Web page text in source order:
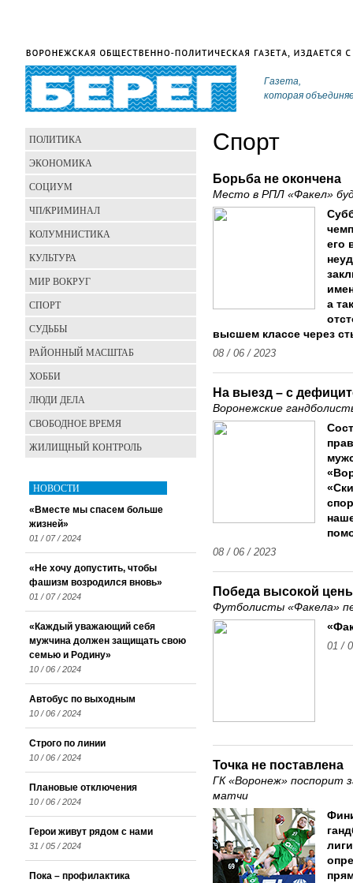
Газета,
которая
Спорт
Борьба не окончена
Место в РПЛ «Факел»
его
а
высшем классе через
08 / 06 / 2023
На выезд – с
Воронежские
08 / 06 / 2023
Победа высокой
Футболисты «Факела»
01 /
Точка не поставлена
ГК «Воронеж» поспорит
матчи
ПОЛИТИКА
ЭКОНОМИКА
СОЦИУМ
ЧП/КРИМИНАЛ
КОЛУМНИСТИКА
КУЛЬТУРА
МИР ВОКРУГ
СПОРТ
СУДЬБЫ
РАЙОННЫЙ МАСШТАБ
ХОББИ
ЛЮДИ ДЕЛА
СВОБОДНОЕ ВРЕМЯ
ЖИЛИЩНЫЙ КОНТРОЛЬ
НОВОСТИ
«Вместе мы спасем больше
жизней»
01 / 07 / 2024
«Не хочу допустить, чтобы
фашизм возродился вновь»
01 / 07 / 2024
«Каждый уважающий себя
мужчина должен защищать свою
семью и Родину»
10 / 06 / 2024
Автобус по выходным
10 / 06 / 2024
Строго по линии
10 / 06 / 2024
Плановые отключения
10 / 06 / 2024
Герои живут рядом с нами
31 / 05 / 2024
Пока – профилактика